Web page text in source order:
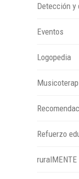
Detección y
Eventos
Logopedia
Refuerzo
ruralMENTE